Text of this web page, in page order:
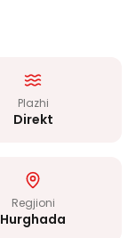
Plazhi
Direkt
Regjioni
Hurghada